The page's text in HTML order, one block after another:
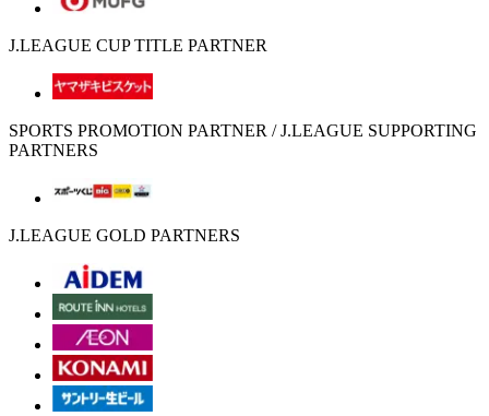
J.LEAGUE CUP TITLE PARTNER
SPORTS PROMOTION PARTNER / J.LEAGUE SUPPORTING
PARTNERS
J.LEAGUE GOLD PARTNERS